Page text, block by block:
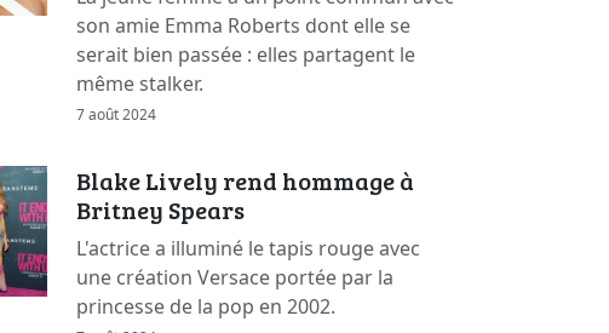
son amie Emma Roberts dont elle se
serait bien passée : elles partagent le
même stalker.
7 août 2024
Blake Lively rend hommage à
Britney Spears
L'actrice a illuminé le tapis rouge avec
une création Versace portée par la
princesse de la pop en 2002.